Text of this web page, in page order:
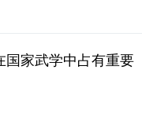
国家武学中占有重要